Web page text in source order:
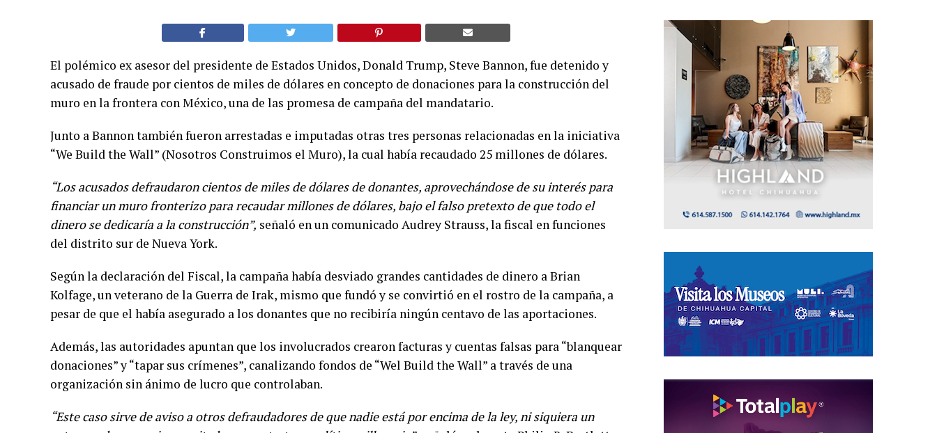
El polémico ex asesor del presidente de Estados Unidos, Donald Trump, Steve Bannon, fue detenido y
acusado de fraude por cientos de miles de dólares en concepto de donaciones para la construcción del
muro en la frontera con México, una de las promesa de campaña del mandatario.
Junto a Bannon también fueron arrestadas e imputadas otras tres personas relacionadas en la iniciativa
“We Build the Wall” (Nosotros Construimos el Muro), la cual había recaudado 25 millones de dólares.
“Los acusados defraudaron cientos de miles de dólares de donantes, aprovechándose de su interés para
financiar un muro fronterizo para recaudar millones de dólares, bajo el falso pretexto de que todo el
dinero se dedicaría a la construcción”, señaló en un comunicado Audrey Strauss, la fiscal en funciones
del distrito sur de Nueva York.
Según la declaración del Fiscal, la campaña había desviado grandes cantidades de dinero a Brian
Kolfage, un veterano de la Guerra de Irak, mismo que fundó y se convirtió en el rostro de la campaña, a
pesar de que el había asegurado a los donantes que no recibiría ningún centavo de las aportaciones.
Además, las autoridades apuntan que los involucrados crearon facturas y cuentas falsas para “blanquear
donaciones” y “tapar sus crímenes”, canalizando fondos de “Wel Build the Wall” a través de una
organización sin ánimo de lucro que controlaban.
“Este caso sirve de aviso a otros defraudadores de que nadie está por encima de la ley, ni siquiera un